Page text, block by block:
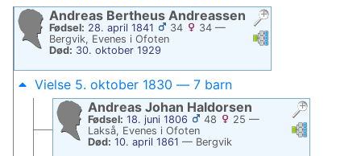
Linker
Andreas Bertheus Andreassen
Fødsel: 28. april 1841 34 34—
Bergvik, Evenes i Ofoten
Død: 30. oktober 1929
Vielse 5. oktober 1830 — 7 barn
Linker
Andreas Johan Haldorsen
Fødsel: 18. juni 1806 48 25 —
Lakså, Evenes i Ofoten
Død: 10. april 1861 — Bergvik